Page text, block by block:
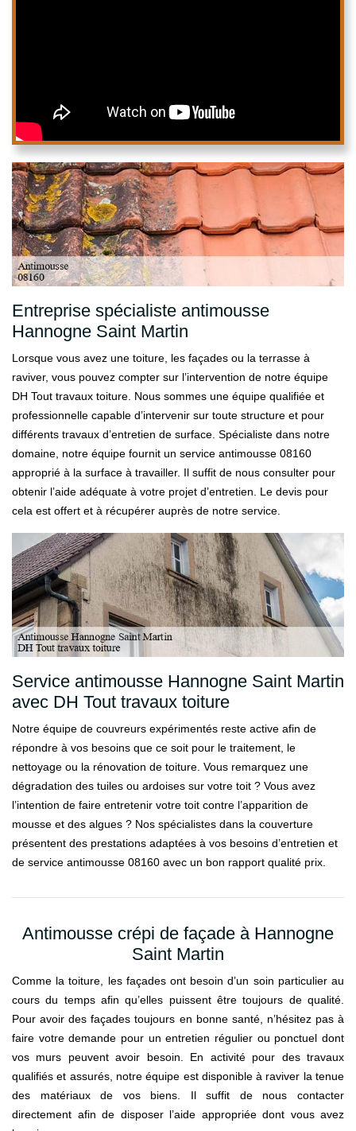
Entreprise spécialiste antimousse
Hannogne Saint Martin
Lorsque vous avez une toiture, les façades ou la terrasse à
raviver, vous pouvez compter sur l’intervention de notre équipe
DH Tout travaux toiture. Nous sommes une équipe qualifiée et
professionnelle capable d’intervenir sur toute structure et pour
différents travaux d’entretien de surface. Spécialiste dans notre
domaine, notre équipe fournit un service antimousse 08160
approprié à la surface à travailler. Il suffit de nous consulter pour
obtenir l’aide adéquate à votre projet d’entretien. Le devis pour
cela est offert et à récupérer auprès de notre service.
Service antimousse Hannogne Saint Martin
avec DH Tout travaux toiture
Notre équipe de couvreurs expérimentés reste active afin de
répondre à vos besoins que ce soit pour le traitement, le
nettoyage ou la rénovation de toiture. Vous remarquez une
dégradation des tuiles ou ardoises sur votre toit ? Vous avez
l’intention de faire entretenir votre toit contre l’apparition de
mousse et des algues ? Nos spécialistes dans la couverture
présentent des prestations adaptées à vos besoins d’entretien et
de service antimousse 08160 avec un bon rapport qualité prix.
Antimousse crépi de façade à Hannogne
Saint Martin
Comme la toiture, les façades ont besoin d’un soin particulier au
cours du temps afin qu’elles puissent être toujours de qualité.
Pour avoir des façades toujours en bonne santé, n’hésitez pas à
faire votre demande pour un entretien régulier ou ponctuel dont
vos murs peuvent avoir besoin. En activité pour des travaux
qualifiés et assurés, notre équipe est disponible à raviver la tenue
des matériaux de vos biens. Il suffit de nous contacter
directement afin de disposer l’aide appropriée dont vous avez